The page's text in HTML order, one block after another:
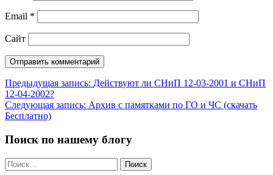
Email *
Сайт
Навигация
по
записям
Предыдущая запись: Действуют ли СНиП 12-03-2001 и СНиП
12-04-2002?
Следующая запись: Архив с памятками по ГО и ЧС (скачать
Бесплатно)
Поиск по нашему блогу
Найти: